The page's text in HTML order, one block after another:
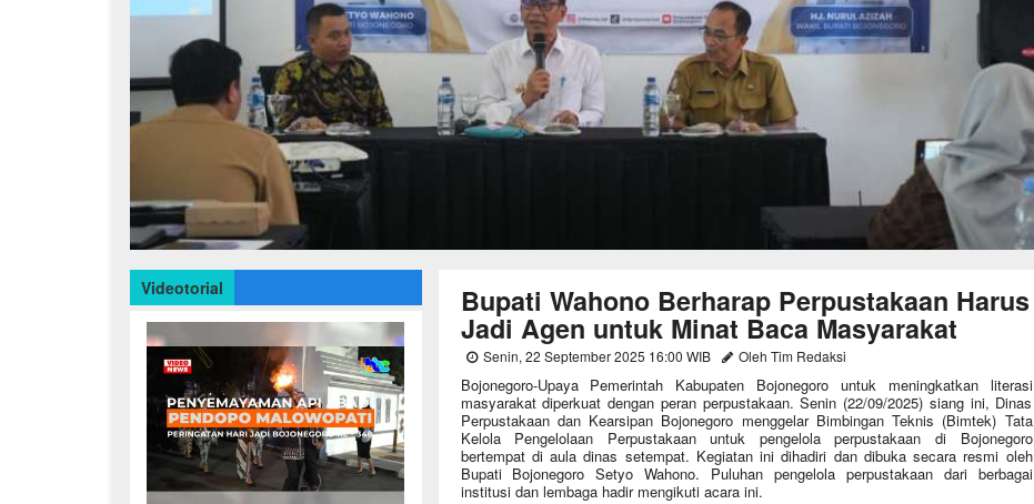
Bupati Wahono Berharap Perpustakaan Harus
Jadi Agen untuk Minat Baca Masyarakat
Senin, 22 September 2025 16:00 WIB Oleh Tim Redaksi
Bojonegoro-Upaya Pemerintah Kabupaten Bojonegoro untuk meningkatkan literasi
masyarakat diperkuat dengan peran perpustakaan. Senin (22/09/2025) siang ini, Dinas
Perpustakaan dan Kearsipan Bojonegoro menggelar Bimbingan Teknis (Bimtek) Tata
Kelola Pengelolaan Perpustakaan untuk pengelola perpustakaan di Bojonegoro
bertempat di aula dinas setempat. Kegiatan ini dihadiri dan dibuka secara resmi oleh
Bupati Bojonegoro Setyo Wahono. Puluhan pengelola perpustakaan dari berbagai
institusi dan lembaga hadir mengikuti acara ini.
Videotorial